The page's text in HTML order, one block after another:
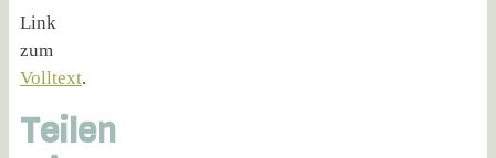
Link
zum
Volltext.
Teilen